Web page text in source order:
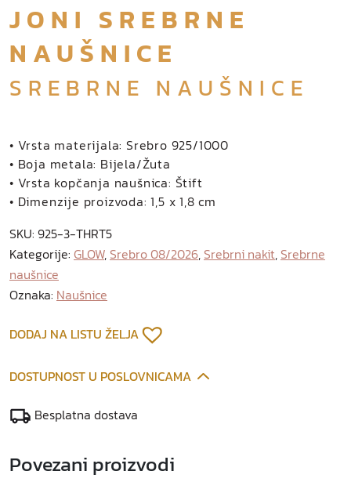
JONI SREBRNE
NAUŠNICE
SREBRNE NAUŠNICE
• Vrsta materijala: Srebro 925/1000
• Boja metala: Bijela/Žuta
• Vrsta kopčanja naušnica: Štift
• Dimenzije proizvoda: 1,5 x 1,8 cm
SKU: 925-3-THRT5
Kategorije: GLOW, Srebro 08/2026, Srebrni nakit, Srebrne
naušnice
Oznaka: Naušnice
DODAJ NA LISTU ŽELJA
DOSTUPNOST U POSLOVNICAMA
Besplatna dostava
Povezani proizvodi